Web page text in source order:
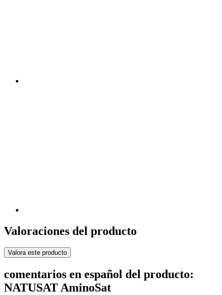
Valoraciones del producto
Valora este producto
comentarios en español del producto:
NATUSAT AminoSat